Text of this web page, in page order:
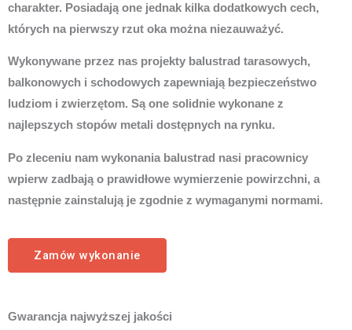
charakter. Posiadają one jednak kilka dodatkowych cech,
których na pierwszy rzut oka można niezauważyć.
Wykonywane przez nas projekty balustrad tarasowych,
balkonowych i schodowych zapewniają bezpieczeństwo
ludziom i zwierzętom. Są one solidnie wykonane z
najlepszych stopów metali dostępnych na rynku.
Po zleceniu nam wykonania balustrad nasi pracownicy
wpierw zadbają o prawidłowe wymierzenie powirzchni, a
następnie zainstalują je zgodnie z wymaganymi normami.
Zamów wykonanie
Gwarancja najwyższej jakości